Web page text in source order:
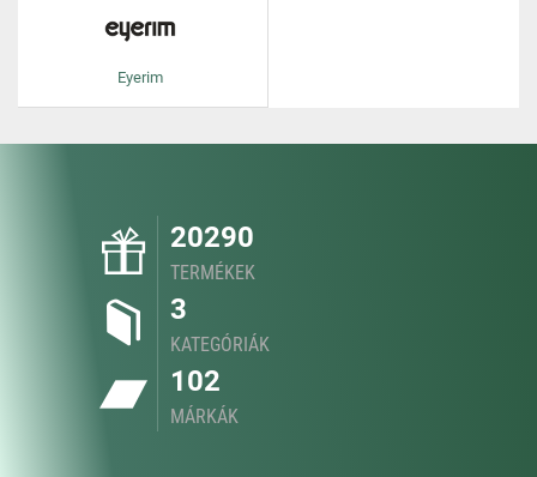
Eyerim
20290
TERMÉKEK
3
KATEGÓRIÁK
102
MÁRKÁK